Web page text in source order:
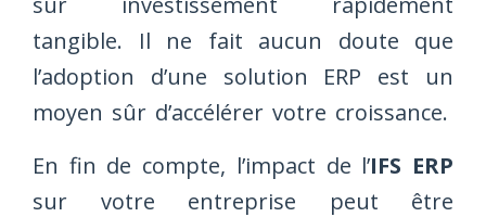
tangible. Il ne fait aucun doute que
l’adoption d’une solution ERP est un
moyen sûr d’accélérer votre croissance.
En fin de compte, l’impact de l’IFS ERP
sur votre entreprise peut être